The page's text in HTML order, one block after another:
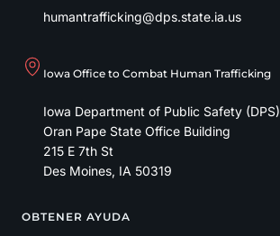
humantrafficking@dps.state.ia.us
Iowa Office to Combat Human Trafficking
Iowa Department of Public Safety (DPS)
Oran Pape State Office Building
215 E 7th St
Des Moines, IA 50319
Footer
OBTENER AYUDA